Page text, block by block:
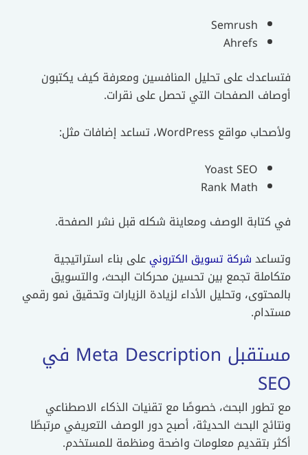
Semrush
Ahrefs
فتساعدك على تحليل المنافسين ومعرفة كيف يكتبون
أوصاف الصفحات التي تحصل على نقرات.
ولأصحاب مواقع WordPress، تساعد إضافات مثل:
Yoast SEO
Rank Math
في كتابة الوصف ومعاينة شكله قبل نشر الصفحة.
وتساعد شركة تسويق الكتروني على بناء استراتيجية
متكاملة تجمع بين تحسين محركات البحث، والتسويق
بالمحتوى، وتحليل الأداء لزيادة الزيارات وتحقيق نمو رقمي
مستدام.
مستقبل Meta Description في
SEO
مع تطور البحث، خصوصًا مع تقنيات الذكاء الاصطناعي
ونتائج البحث الحديثة، أصبح دور الوصف التعريفي مرتبطًا
أكثر بتقديم معلومات واضحة ومنظمة للمستخدم.